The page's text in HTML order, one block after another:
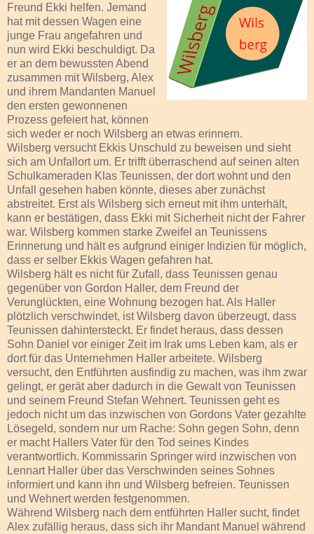
Freund Ekki helfen. Jemand
hat mit dessen Wagen eine
junge Frau angefahren und
nun wird Ekki beschuldigt. Da
er an dem bewussten Abend
zusammen mit Wilsberg, Alex
und ihrem Mandanten Manuel
den ersten gewonnenen
Prozess gefeiert hat, können
sich weder er noch Wilsberg an etwas erinnern.
Wilsberg versucht Ekkis Unschuld zu beweisen und sieht
sich am Unfallort um. Er trifft überraschend auf seinen alten
Schulkameraden Klas Teunissen, der dort wohnt und den
Unfall gesehen haben könnte, dieses aber zunächst
abstreitet. Erst als Wilsberg sich erneut mit ihm unterhält,
kann er bestätigen, dass Ekki mit Sicherheit nicht der Fahrer
war. Wilsberg kommen starke Zweifel an Teunissens
Erinnerung und hält es aufgrund einiger Indizien für möglich,
dass er selber Ekkis Wagen gefahren hat.
Wilsberg hält es nicht für Zufall, dass Teunissen genau
gegenüber von Gordon Haller, dem Freund der
Verunglückten, eine Wohnung bezogen hat. Als Haller
plötzlich verschwindet, ist Wilsberg davon überzeugt, dass
Teunissen dahintersteckt. Er findet heraus, dass dessen
Sohn Daniel vor einiger Zeit im Irak ums Leben kam, als er
dort für das Unternehmen Haller arbeitete. Wilsberg
versucht, den Entführten ausfindig zu machen, was ihm zwar
gelingt, er gerät aber dadurch in die Gewalt von Teunissen
und seinem Freund Stefan Wehnert. Teunissen geht es
jedoch nicht um das inzwischen von Gordons Vater gezahlte
Lösegeld, sondern nur um Rache: Sohn gegen Sohn, denn
er macht Hallers Vater für den Tod seines Kindes
verantwortlich. Kommissarin Springer wird inzwischen von
Lennart Haller über das Verschwinden seines Sohnes
informiert und kann ihn und Wilsberg befreien. Teunissen
und Wehnert werden festgenommen.
Während Wilsberg nach dem entführten Haller sucht, findet
Alex zufällig heraus, dass sich ihr Mandant Manuel während